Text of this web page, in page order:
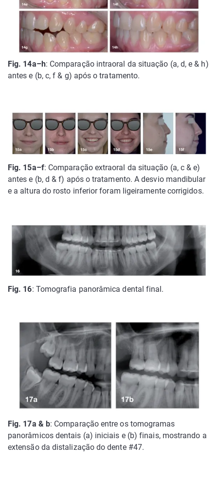
Fig. 14a–h: Comparação intraoral da situação (a, d, e & h)
antes e (b, c, f & g) após o tratamento.
Fig. 15a–f: Comparação extraoral da situação (a, c & e)
antes e (b, d & f) após o tratamento. A desvio mandibular
e a altura do rosto inferior foram ligeiramente corrigidos.
Fig. 16: Tomografia panorâmica dental final.
Fig. 17a & b: Comparação entre os tomogramas
panorâmicos dentais (a) iniciais e (b) finais, mostrando a
extensão da distalização do dente #47.